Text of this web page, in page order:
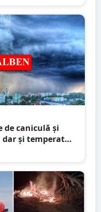
de caniculă și
și temperaturi